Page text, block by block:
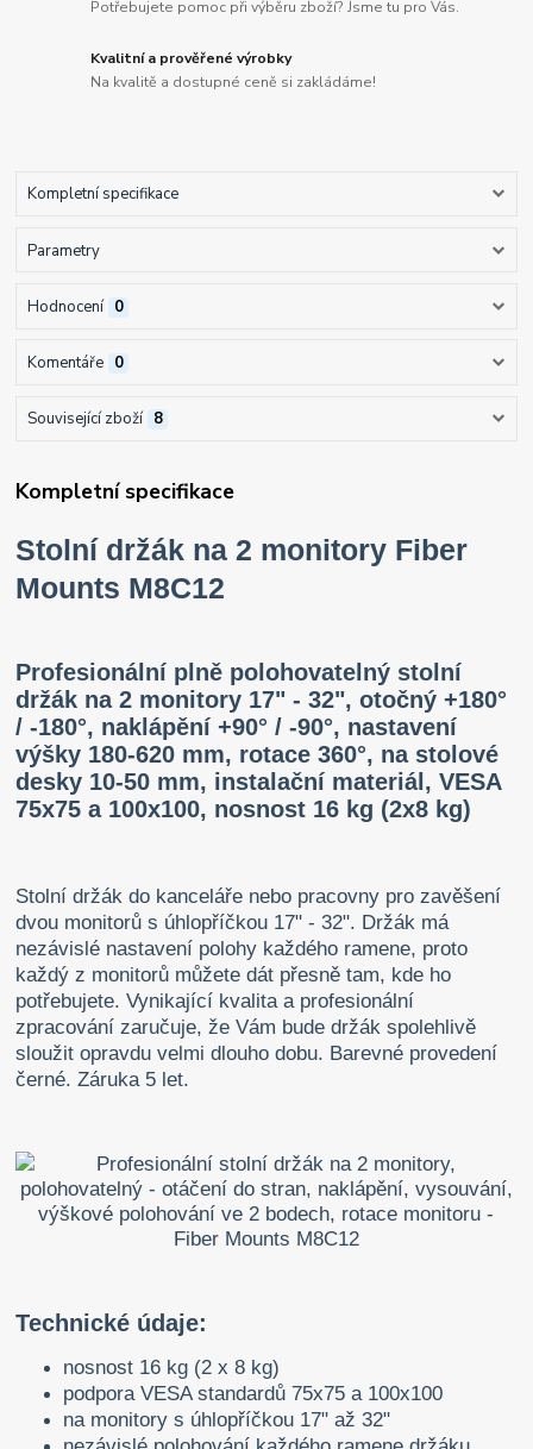
Potřebujete pomoc při výběru zboží? Jsme tu pro Vás.
Kvalitní a prověřené výrobky
Na kvalitě a dostupné ceně si zakládáme!
Kompletní specifikace
Parametry
Hodnocení 0
Komentáře 0
Související zboží 8
Kompletní specifikace
Stolní držák na 2 monitory Fiber
Mounts M8C12
Profesionální plně polohovatelný stolní
držák na 2 monitory 17" - 32", otočný +180°
/ -180°, naklápění +90° / -90°, nastavení
výšky 180-620 mm, rotace 360°, na stolové
desky 10-50 mm, instalační materiál, VESA
75x75 a 100x100, nosnost 16 kg (2x8 kg)
Stolní držák do kanceláře nebo pracovny pro zavěšení
dvou monitorů s úhlopříčkou 17" - 32". Držák má
nezávislé nastavení polohy každého ramene, proto
každý z monitorů můžete dát přesně tam, kde ho
potřebujete. Vynikající kvalita a profesionální
zpracování zaručuje, že Vám bude držák spolehlivě
sloužit opravdu velmi dlouho dobu. Barevné provedení
černé. Záruka 5 let.
Technické údaje:
nosnost 16 kg (2 x 8 kg)
podpora VESA standardů 75x75 a 100x100
na monitory s úhlopříčkou 17" až 32"